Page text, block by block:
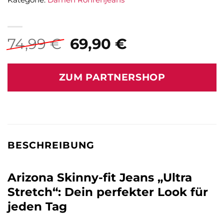
74,99€ Ursprünglicher
Preis
war:
74,99 €
69,90 €Aktueller
ist:
69,90 €.
ZUM PARTNERSHOP
BESCHREIBUNG
Arizona Skinny-fit Jeans „Ultra
Stretch“: Dein perfekter Look für
jeden Tag